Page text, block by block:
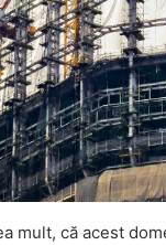
mult, că acest